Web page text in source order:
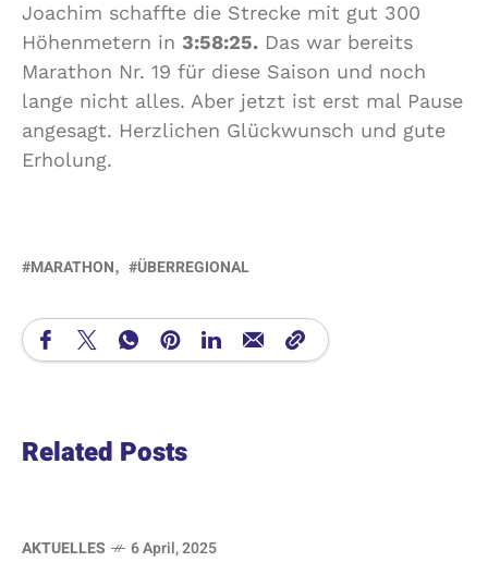
Joachim schaffte die Strecke mit gut 300
Höhenmetern in 3:58:25. Das war bereits
Marathon Nr. 19 für diese Saison und noch
lange nicht alles. Aber jetzt ist erst mal Pause
angesagt. Herzlichen Glückwunsch und gute
Erholung.
MARATHON ÜBERREGIONAL
Related Posts
AKTUELLES 6 April, 2025